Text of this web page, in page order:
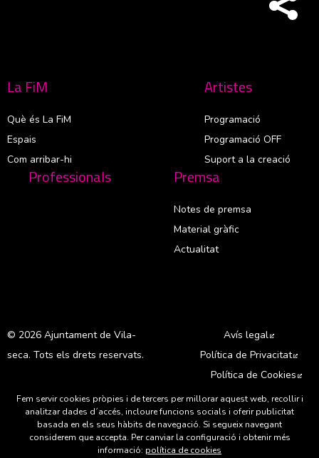
La FiM
Què és La FiM
Espais
Com arribar-hi
Artistes
Programació
Programació OFF
Suport a la creació
Professionals Premsa
Notes de premsa
Material gràfic
Actualitat
© 2026 Ajuntament de Vila-
seca. Tots els drets reservats.
Avís legal
Política de Privacitat
Política de Cookies
Fem servir cookies pròpies i de tercers per millorar aquest web, recollir i
analitzar dades d´accés, incloure funcions socials i oferir publicitat
basada en els seus hàbits de navegació. Si segueix navegant
considerem que accepta. Per canviar la configuració i obtenir més
informació: política de cookies